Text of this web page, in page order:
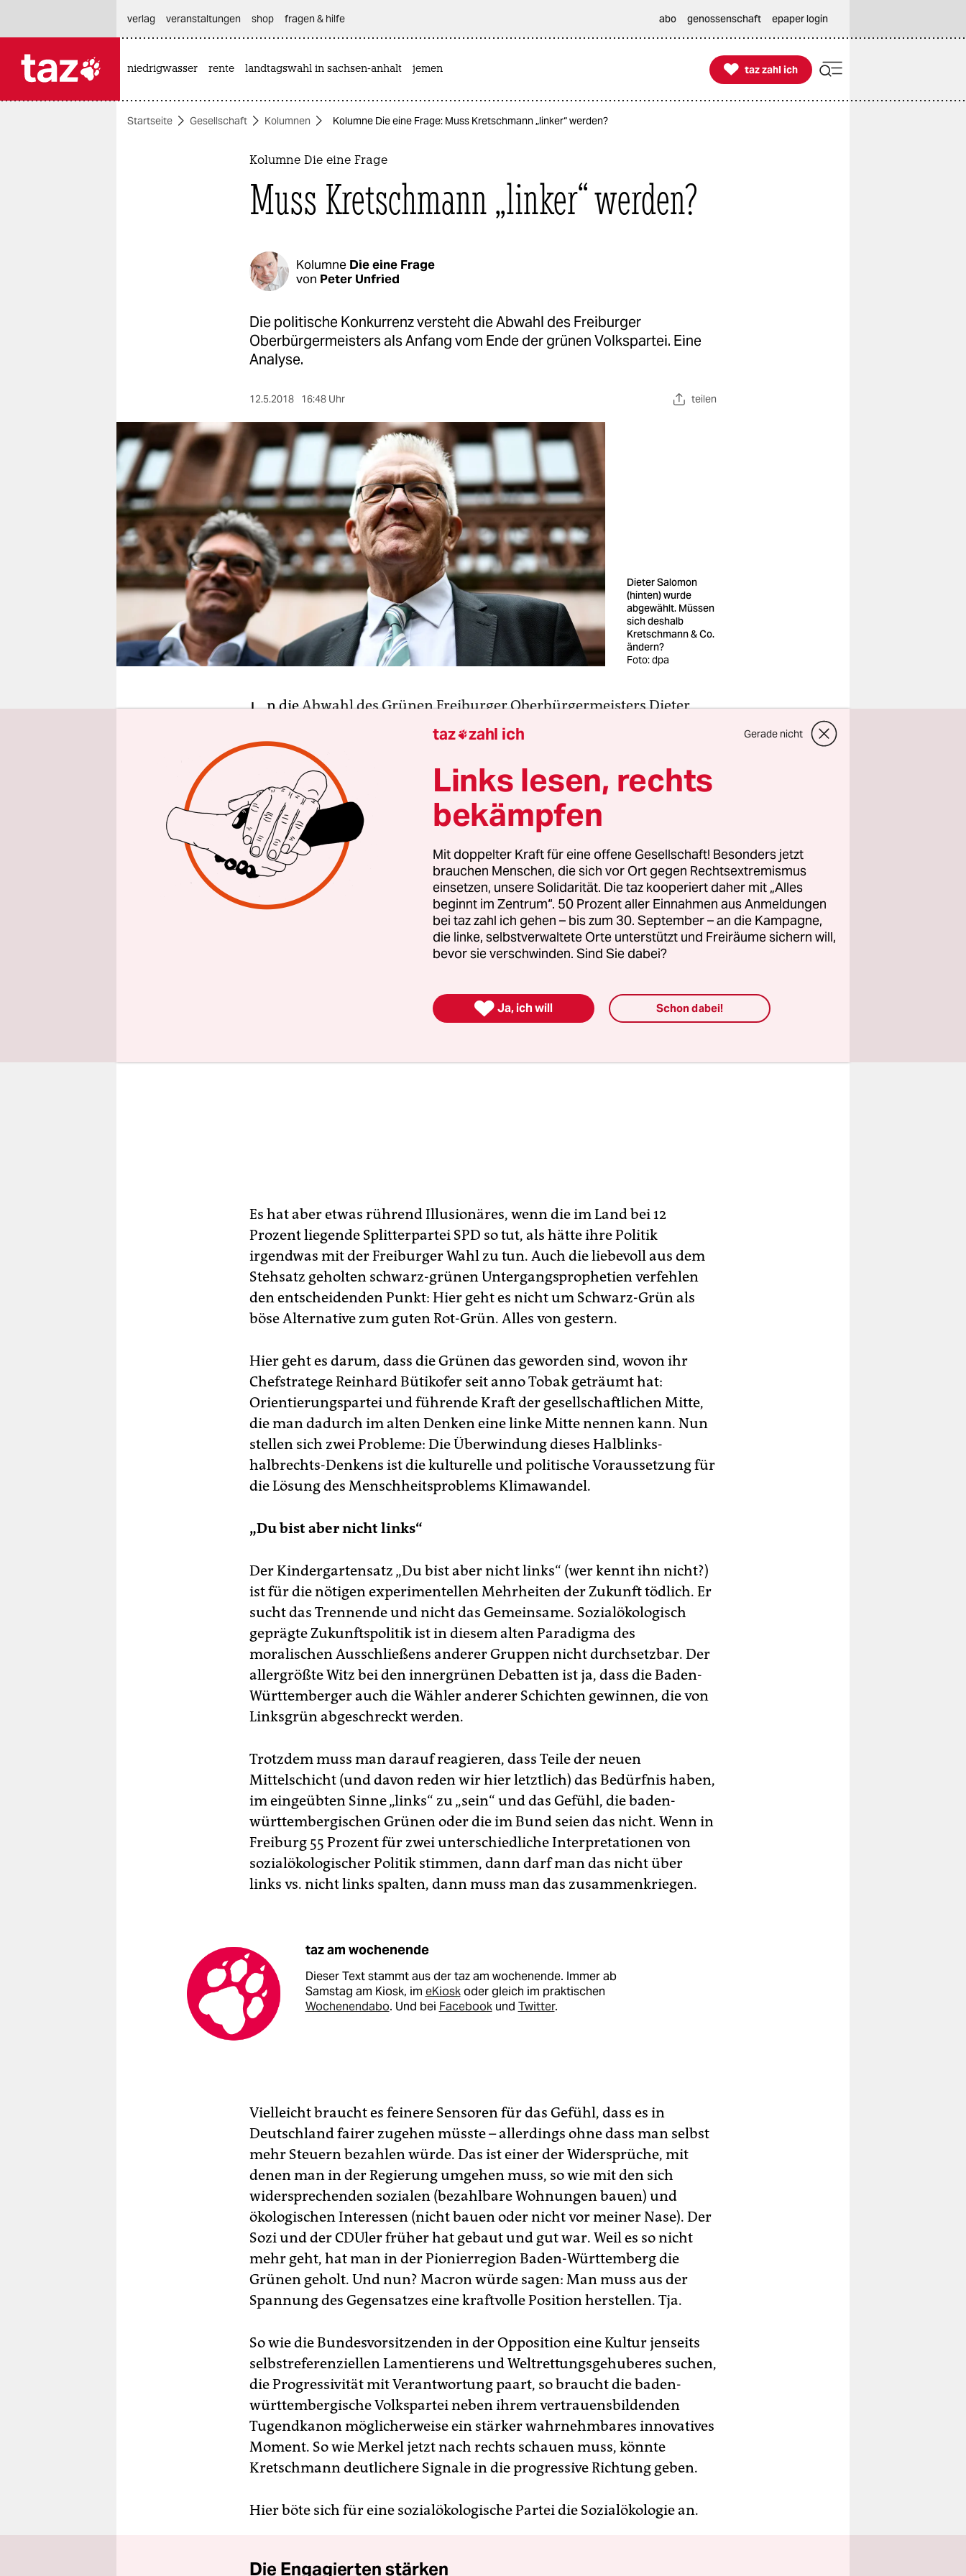
themen
verlag
verlag
veranstaltungen
shop
fragen & hilfe
unterstützen
abo
genossenschaft
epaper login
verlag
veranstaltungen shop fragen & hilfe abo genossenschaft epaper login
niedrigwasser rente landtagswahl in sachsen-anhalt jemen 
taz zahl ich
taz zahl ich
Startseite Gesellschaft Kolumnen Kolumne Die eine Frage: Muss Kretschmann „linker“ werden?
Kolumne Die eine Frage
Muss Kretschmann „linker“ werden?
Kolumne Die eine Frage
von Peter Unfried
Die politische Konkurrenz versteht die Abwahl des Freiburger
Oberbürgermeisters als Anfang vom Ende der grünen Volkspartei. Eine
Analyse.
12.5.2018 16:48 Uhr teilen
Dieter Salomon
(hinten) wurde
abgewählt. Müssen
sich deshalb
Kretschmann & Co.
ändern?
Foto: dpa
I n dieAbwahl des Grünen Freiburger Oberbürgermeisters Dieter
kann man viel hineininterpretieren. Oder wie die letzten
Tage zeigen: im Grunde alles, was einem in den Kram passt. Vorsicht
also vor dem, was jetzt kommt.
Die Grünen sind in Baden-Württemberg seit 2016 führende
Volkspartei. Obwohl die CDU unschlagbar schien. Die jeweils ersten
Wahlsiege von Salomon (2002), Boris Palmer (2007) und Winfried
Kretschmann (2011) sind die drei zentralen Daten auf dem Weg dahin.
Diesen Paradigmenwechsel wieder ändern zu wollen, ist die erste
Aufgabe der politischen Konkurrenz. Das passiert jetzt.
Es hat aber etwas rührend Illusionäres, wenn die im Land bei 12
Prozent liegende Splitterpartei SPD so tut, als hätte ihre Politik
irgendwas mit der Freiburger Wahl zu tun. Auch die liebevoll aus dem
Stehsatz geholten schwarz-grünen Untergangsprophetien verfehlen
den entscheiden­den Punkt: Hier geht es nicht um Schwarz-Grün als
böse Alternative zum guten Rot-Grün. Alles von gestern.
Hier geht es darum, dass die Grünen das geworden sind, wovon ihr
Chefstratege Reinhard Bütikofer seit anno Tobak geträumt hat:
Orientierungspartei und führende Kraft der gesellschaftlichen Mitte,
die man dadurch im alten Denken eine linke Mitte nennen kann. Nun
stellen sich zwei Probleme: Die Überwindung dieses Halblinks-
halbrechts-Denkens ist die kulturelle und politische Voraussetzung für
die Lösung des Menschheitsproblems Klimawandel.
„Du bist aber nicht links“
Der Kindergartensatz „Du bist aber nicht links“ (wer kennt ihn nicht?)
ist für die nötigen experimentellen Mehrheiten der Zukunft tödlich. Er
sucht das Trennende und nicht das Gemeinsame. Sozialökologisch
geprägte Zukunftspolitik ist in diesem alten Paradigma des
moralischen Ausschließens anderer Gruppen nicht durchsetzbar. Der
allergrößte Witz bei den innergrünen Debatten ist ja, dass die Baden-
Württemberger auch die Wähler anderer Schichten gewinnen, die von
Linksgrün abgeschreckt werden.
Trotzdem muss man darauf reagieren, dass Teile der neuen
Mittelschicht (und davon reden wir hier letztlich) das Bedürfnis haben,
im eingeübten Sinne „links“ zu „sein“ und das Gefühl, die baden-
württembergischen Grünen oder die im Bund seien das nicht. Wenn in
Freiburg 55 Prozent für zwei unterschiedliche Interpretationen von
sozialökologischer Politik stimmen, dann darf man das nicht über
links vs. nicht links spalten, dann muss man das zusammenkriegen.
taz am wochenende
Dieser Text stammt aus der taz am wochenende. Immer ab
Samstag am Kiosk, im eKioskoder gleich im praktischen
Wochenendabo. Und bei Facebookund Twitter.
Vielleicht braucht es feinere Sensoren für das Gefühl, dass es in
Deutschland fairer zugehen müsste – allerdings ohne dass man selbst
mehr Steuern bezahlen würde. Das ist einer der Widersprüche, mit
denen man in der Regierung umgehen muss, so wie mit den sich
widersprechenden sozialen (bezahlbare Wohnungen bauen) und
ökologischen Interessen (nicht bauen oder nicht vor meiner Nase). Der
Sozi und der CDUler früher hat gebaut und gut war. Weil es so nicht
mehr geht, hat man in der Pionierregion Baden-Württemberg die
Grünen geholt. Und nun? Macron würde sagen: Man muss aus der
Spannung des Gegensatzes eine kraftvolle Position herstellen. Tja.
So wie die Bundesvorsitzenden in der Opposition eine Kultur jenseits
selbstreferenziellen Lamentierens und Weltrettungsgehuberes suchen,
die Progressivität mit Verantwortung paart, so braucht die baden-
württembergische Volkspartei neben ihrem vertrauensbildenden
Tugendkanon möglicherweise ein stärker wahrnehmbares innovatives
Moment. So wie Merkel jetzt nach rechts schauen muss, könnte
Kretschmann deutlichere Signale in die progressive Richtung geben.
Hier böte sich für eine sozialökologische Partei die Sozialökologie an.
Die Engagierten stärken
taz zahl ich Gerade nicht
Links lesen, rechts
bekämpfen
Mit doppelter Kraft für eine offene Gesellschaft! Besonders jetzt
brauchen Menschen, die sich vor Ort gegen Rechtsextremismus
einsetzen, unsere Solidarität. Die taz kooperiert daher mit „Alles
beginnt im Zentrum“. 50 Prozent aller Einnahmen aus Anmeldungen
bei taz zahl ich gehen – bis zum 30. September – an die Kampagne,
die linke, selbstverwaltete Orte unterstützt und Freiräume sichern will,
bevor sie verschwinden. Sind Sie dabei?
 Ja, ich will Schon dabei!